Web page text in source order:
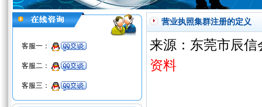
客服一：
客服二：
客服三：
营业执照集群注册的定义
来源：东莞市辰
资料